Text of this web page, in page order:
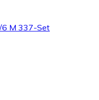
6 M 337-Set